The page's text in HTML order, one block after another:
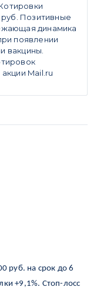
руб. Позитивные
динамика
появлении
вакцины.
Mail.ru
руб. на срок до 6
+9,1%. Стоп-лосс